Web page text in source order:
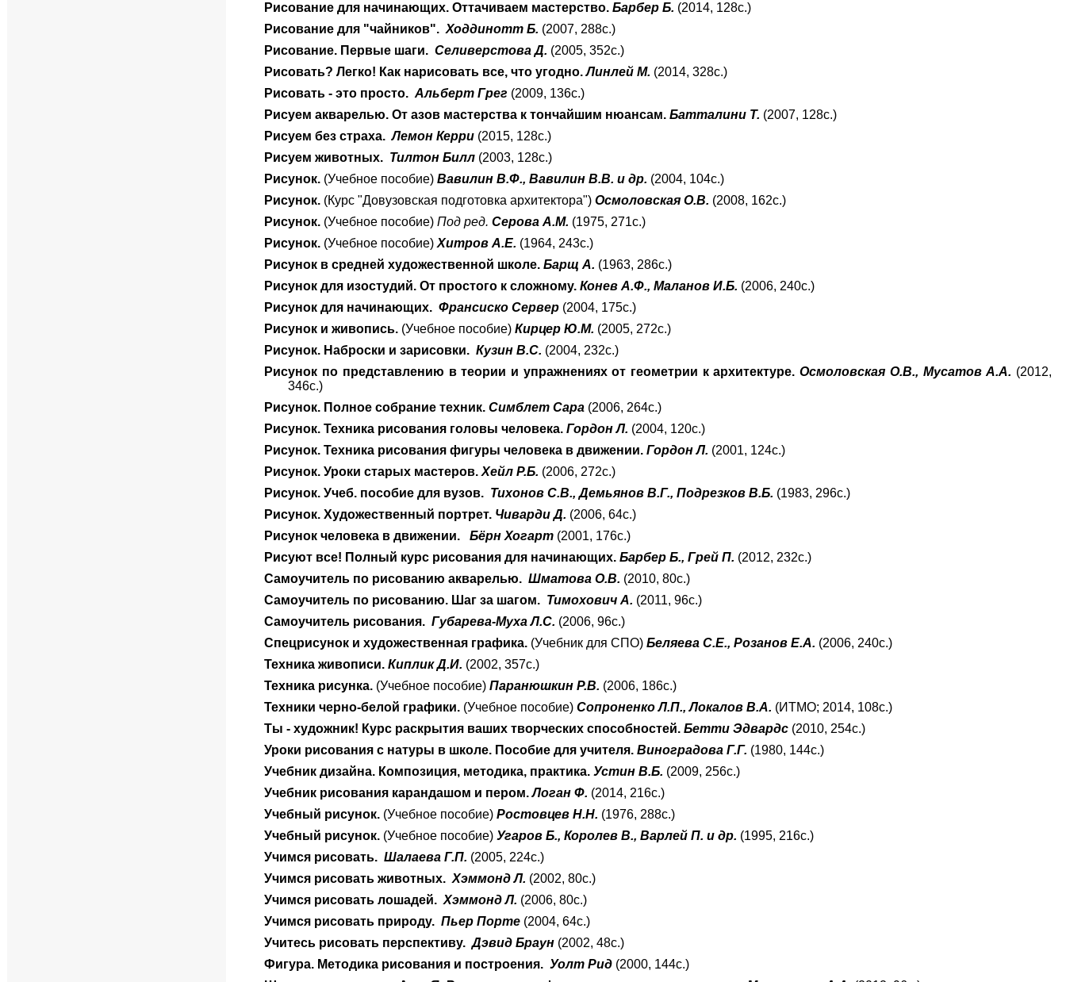
Рисование для начинающих. Оттачиваем мастерство.Барбер Б. (2014, 128с.)
Рисование для "чайников".Ходдинотт Б. (2007, 288с.)
Рисование. Первые шаги.Селиверстова Д. (2005, 352с.)
Рисовать? Легко! Как нарисовать все, что угодно.Линлей М. (2014, 328с.)
Рисовать - это просто.Альберт Грег (2009, 136с.)
Рисуем акварелью. От азов мастерства к тончайшим нюансам.Батталини Т. (2007, 128с.)
Рисуем без страха. Лемон Керри (2015, 128с.)
Рисуем животных. Тилтон Билл (2003, 128с.)
Рисунок. (Учебное пособие)Вавилин В.Ф., Вавилин В.В. и др. (2004, 104с.)
Рисунок. (Курс "Довузовская подготовка архитектора")Осмоловская О.В. (2008, 162с.)
Рисунок. (Учебное пособие)Под ред. Серова А.М. (1975, 271с.)
Рисунок. (Учебное пособие)Хитров А.Е. (1964, 243с.)
Рисунок в средней художественной школе.Барщ А. (1963, 286с.)
Рисунок для изостудий. От простого к сложному.Конев А.Ф., Маланов И.Б. (2006, 240с.)
Рисунок для начинающих.Франсиско Сервер (2004, 175с.)
Рисунок и живопись. (Учебное пособие)Кирцер Ю.М. (2005, 272с.)
Рисунок. Наброски и зарисовки.Кузин В.С. (2004, 232с.)
Рисунок по представлению в теории и упражнениях от геометрии к архитектуре.Осмоловская О.В., Мусатов А.А. (2012,
346с.)
Рисунок. Полное собрание техник.Симблет Сара (2006, 264с.)
Рисунок. Техника рисования головы человека.Гордон Л. (2004, 120с.)
Рисунок. Техника рисования фигуры человека в движении.Гордон Л. (2001, 124с.)
Рисунок. Уроки старых мастеров.Хейл Р.Б. (2006, 272с.)
Рисунок. Учеб. пособие для вузов. Тихонов С.В., Демьянов В.Г., Подрезков В.Б. (1983, 296с.)
Рисунок. Художественный портрет. Чиварди Д. (2006, 64с.)
Рисунок человека в движении.Бёрн Хогарт (2001, 176с.)
Рисуют все! Полный курс рисования для начинающих.Барбер Б., Грей П. (2012, 232с.)
Самоучитель по рисованию акварелью.Шматова О.В. (2010, 80с.)
Самоучитель по рисованию. Шаг за шагом. Тимохович А. (2011, 96с.)
Самоучитель рисования. Губарева-Муха Л.С. (2006, 96с.)
Спецрисунок и художественная графика. (Учебник для СПО)Беляева С.Е., Розанов Е.А. (2006, 240с.)
Техника живописи.Киплик Д.И. (2002, 357с.)
Техника рисунка. (Учебное пособие)Паранюшкин Р.В. (2006, 186с.)
Техники черно-белой графики. (Учебное пособие)Сопроненко Л.П., Локалов В.А. (ИТМО; 2014, 108с.)
Ты - художник! Курс раскрытия ваших творческих способностей.Бетти Эдвардс (2010, 254с.)
Уроки рисования с натуры в школе. Пособие для учителя.Виноградова Г.Г. (1980, 144с.)
Учебник дизайна. Композиция, методика, практика.Устин В.Б. (2009, 256с.)
Учебник рисования карандашом и пером.Логан Ф. (2014, 216с.)
Учебный рисунок. (Учебное пособие)Ростовцев Н.Н. (1976, 288с.)
Учебный рисунок. (Учебное пособие)Угаров Б., Королев В., Варлей П. и др. (1995, 216с.)
Учимся рисовать.Шалаева Г.П. (2005, 224с.)
Учимся рисовать животных.Хэммонд Л. (2002, 80с.)
Учимся рисовать лошадей.Хэммонд Л. (2006, 80с.)
Учимся рисовать природу.Пьер Порте (2004, 64с.)
Учитесь рисовать перспективу.Дэвид Браун (2002, 48с.)
Фигура. Методика рисования и построения. Уолт Рид (2000, 144с.)